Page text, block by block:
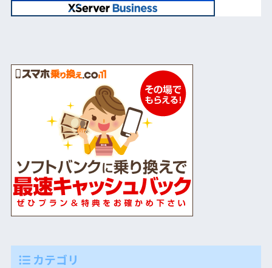
カテゴリ